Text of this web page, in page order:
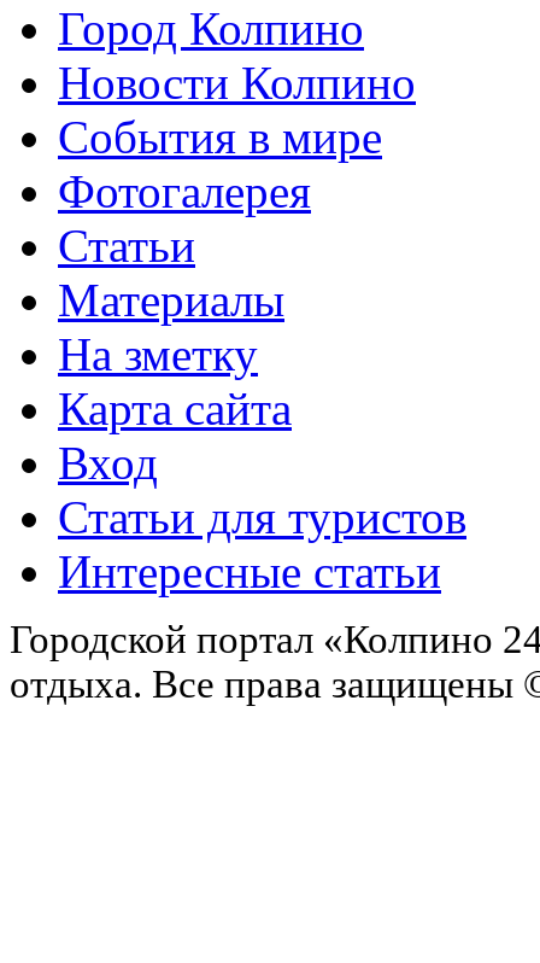
Город Колпино
Новости Колпино
События в мире
Фотогалерея
Статьи
Материалы
На зметку
Карта сайта
Вход
Статьи для туристов
Интересные статьи
Городской портал «Колпино
отдыха. Все права защищены